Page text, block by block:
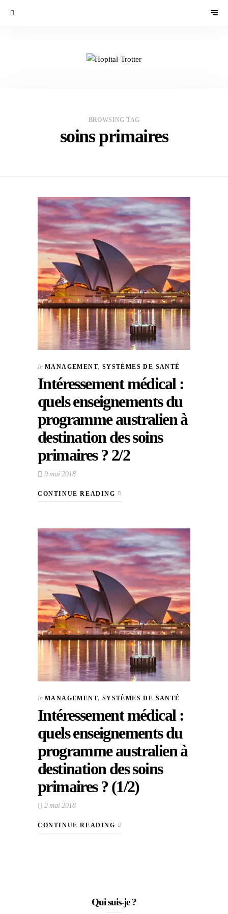
BROWSING TAG
soins primaires
In MANAGEMENT, SYSTÈMES DE SANTÉ
Intéressement médical :
quels enseignements du
programme australien à
destination des soins
primaires ? 2/2
9 mai 2018
CONTINUE READING
In MANAGEMENT, SYSTÈMES DE SANTÉ
Intéressement médical :
quels enseignements du
programme australien à
destination des soins
primaires ? (1/2)
2 mai 2018
CONTINUE READING
Qui suis-je ?